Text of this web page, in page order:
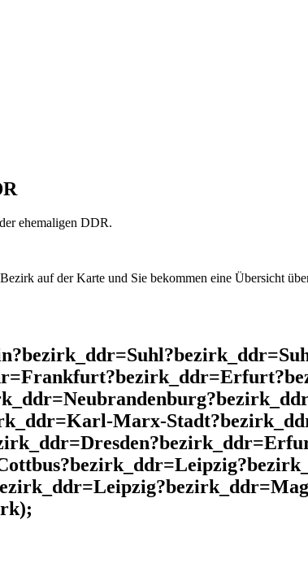
ehemaligen DDR.
auf der Karte und Sie bekommen eine Übersicht
Marx-